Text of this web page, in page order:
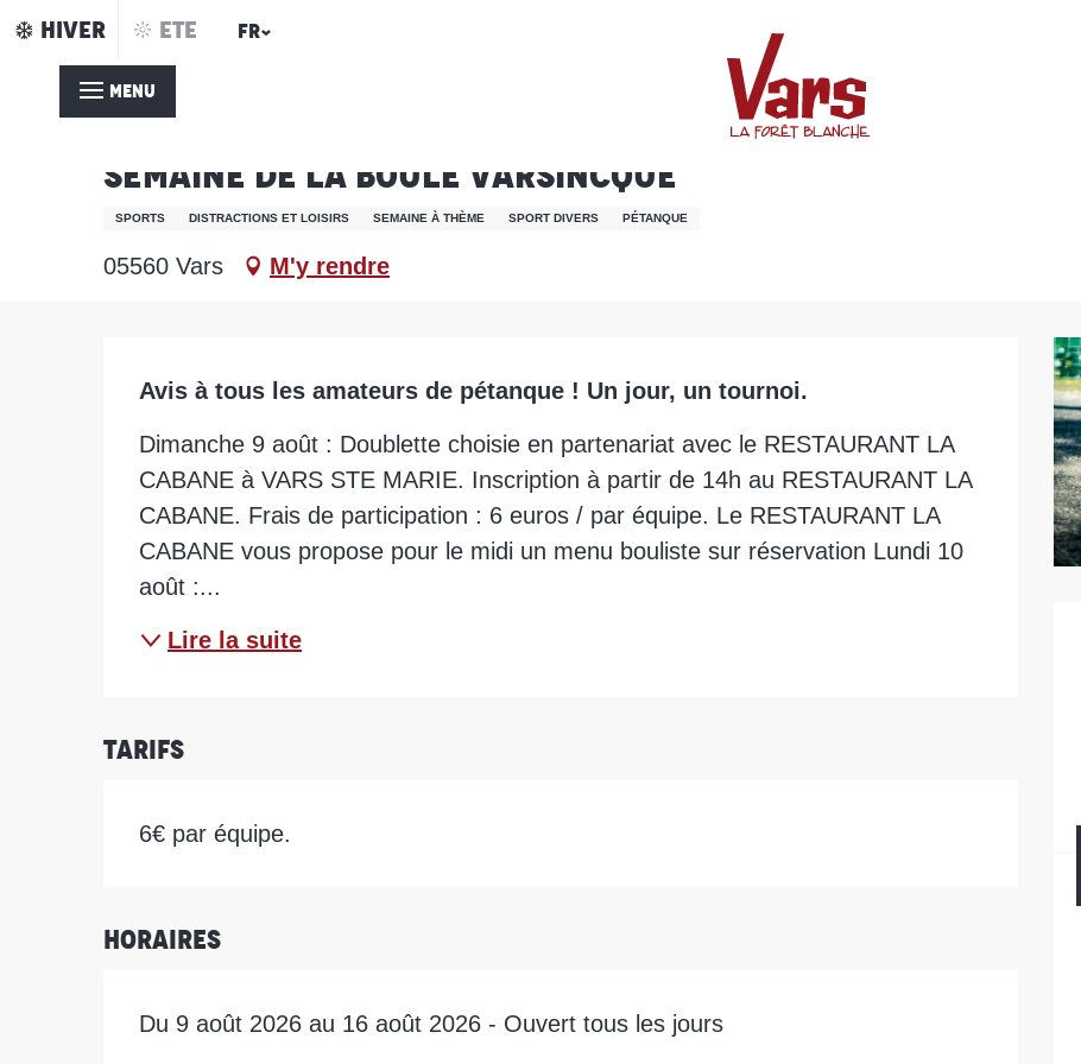
Aller
contenu
principal
HIVER ETE FR
MENU
Accueil Semaine de la Boule Varsincque
Semaine de la Boule Varsincque
SPORTS DISTRACTIONS ET LOISIRS SEMAINE À THÈME SPORT DIVERS PÉTANQUE
05560 Vars M'y rendre
Description
Avis à tous les amateurs de pétanque ! Un jour, un tournoi.
Dimanche 9 août : Doublette choisie en partenariat avec le RESTAURANT LA
CABANE à VARS STE MARIE. Inscription à partir de 14h au RESTAURANT LA
CABANE. Frais de participation : 6 euros / par équipe. Le RESTAURANT LA
CABANE vous propose pour le midi un menu bouliste sur réservation Lundi 10
août :...
Lire la suite
Tarifs
6€ par équipe.
Horaires
Du 9 août 2026 au 16 août 2026 - Ouvert tous les jours